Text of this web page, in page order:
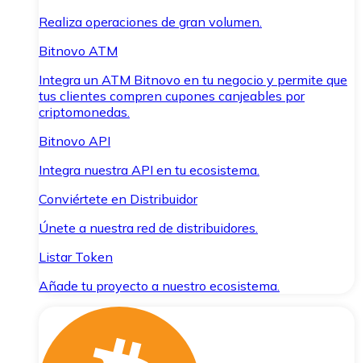
Realiza operaciones de gran volumen.
Bitnovo ATM
Integra un ATM Bitnovo en tu negocio y permite que
tus clientes compren cupones canjeables por
criptomonedas.
Bitnovo API
Integra nuestra API en tu ecosistema.
Conviértete en Distribuidor
Únete a nuestra red de distribuidores.
Listar Token
Añade tu proyecto a nuestro ecosistema.